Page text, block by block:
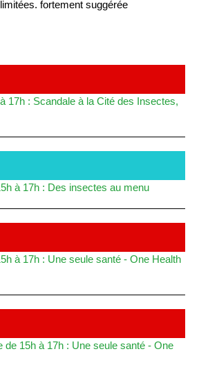
fortement suggérée
17h : Scandale à la Cité des Insectes,
à 17h : Des insectes au menu
à 17h : Une seule santé - One Health
de 15h à 17h : Une seule santé - One